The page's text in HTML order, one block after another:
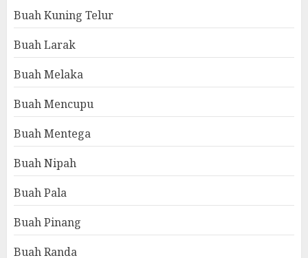
Buah Kuning Telur
Buah Larak
Buah Melaka
Buah Mencupu
Buah Mentega
Buah Nipah
Buah Pala
Buah Pinang
Buah Randa